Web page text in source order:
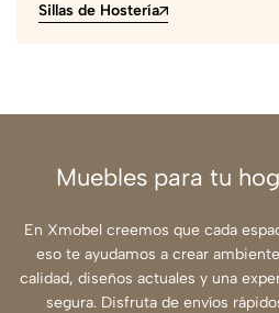
Sillas de Hostería
Muebles para tu
En Xmobel creemos que cada
eso te ayudamos a crear
calidad, diseños actuales y una
segura. Disfruta de envíos